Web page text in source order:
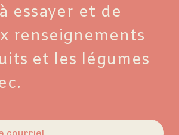
essayer et de
renseignements
et les légumes